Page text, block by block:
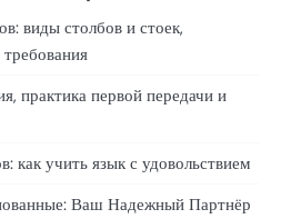
виды столбов и стоек,
практика первой передачи и
как учить язык с удовольствием
Ваш Надежный Партнёр